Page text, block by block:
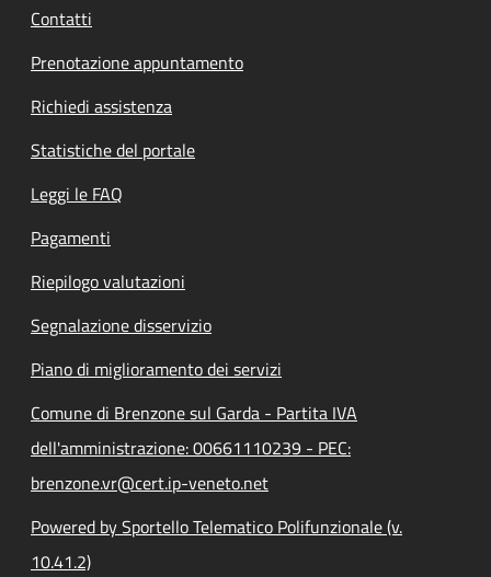
Contatti
Prenotazione appuntamento
Richiedi assistenza
Statistiche del portale
Leggi le FAQ
Pagamenti
Riepilogo valutazioni
Segnalazione disservizio
Piano di miglioramento dei servizi
Comune di Brenzone sul Garda - Partita IVA
dell'amministrazione: 00661110239 - PEC:
brenzone.vr@cert.ip-veneto.net
Powered by Sportello Telematico Polifunzionale (v.
10.41.2)